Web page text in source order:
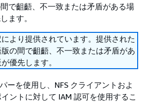
で齟齬、不一致または矛盾がある場
ます。
より提供されています。提供された
の間で齟齬、不一致または矛盾があ
優先します。
ーを使用し、NFS クライアントおよ
ントに対して IAM 認可を使用するこ